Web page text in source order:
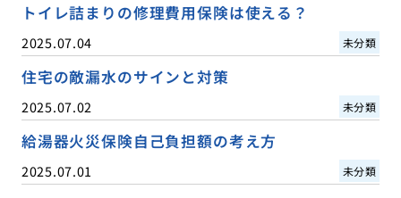
トイレ詰まりの修理費用保険は使える？
2025.07.04 未分類
住宅の敵漏水のサインと対策
2025.07.02 未分類
給湯器火災保険自己負担額の考え方
2025.07.01 未分類